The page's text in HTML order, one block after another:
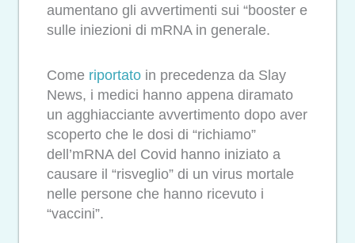
aumentano gli avvertimenti sui “booster e
sulle iniezioni di mRNA in generale.
Come riportato in precedenza da Slay
News, i medici hanno appena diramato
un agghiacciante avvertimento dopo aver
scoperto che le dosi di “richiamo”
dell’mRNA del Covid hanno iniziato a
causare il “risveglio” di un virus mortale
nelle persone che hanno ricevuto i
“vaccini”.